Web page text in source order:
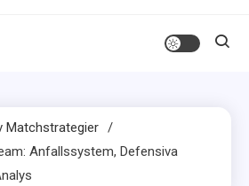
Matchstrategier
Anfallssystem, Defensiva